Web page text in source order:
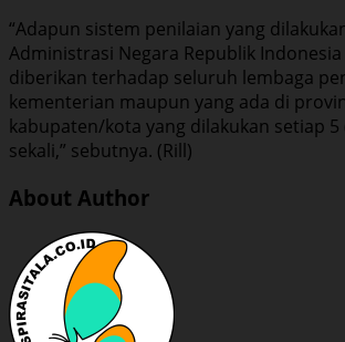
“Adapun sistem penilaian yang
Administrasi Negara Republik Indonesia
diberikan terhadap seluruh lembaga
kementerian maupun yang ada di
kabupaten/kota yang dilakukan setiap 5
sekali,” sebutnya. (Rill)
About Author